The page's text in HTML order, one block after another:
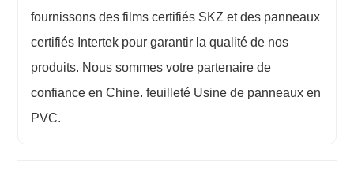
fournissons des films certifiés SKZ et des panneaux
certifiés Intertek pour garantir la qualité de nos
produits. Nous sommes votre partenaire de
confiance en Chine.feuilleté Usine de panneaux en
PVC.